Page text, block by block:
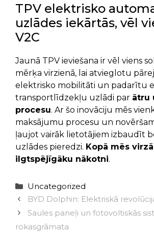
TPV elektrisko
uzlādes iekārtās, vēl
V2C
Jaunā TPV ieviešana ir vēl viens
mērķa virzienā, lai atvieglotu
elektrisko mobilitāti un padarītu
transportlīdzekļu uzlādi par ātru
procesu. Ar šo inovāciju mēs
maksājumu procesu un
ļaujot vairāk lietotājiem izbaudīt
uzlādes pieredzi. Kopā mēs
ilgtspējīgāku nākotni.
Categories
Uncategorized
BYD Dolphin: Elektriskā
Saules paneļi un fotovoltiskās
rokasgrāmata